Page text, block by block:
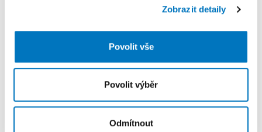
sdílíme se svými partnery pro sociální média, inzerci a
získali v důsledku toho, že používáte jejich služby.
Zobrazit detaily
Povolit vše
Povolit výběr
Odmítnout
PETRA KLEMENTOVÁ